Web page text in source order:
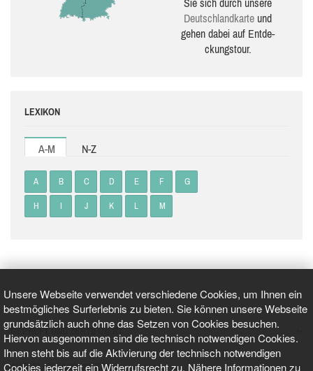
Unsere Webseite verwendet verschiedene Cookies, um Ihnen ein
bestmögliches Surferlebnis zu bieten. Sie können unsere Webseite
grundsätzlich auch ohne das Setzen von Cookies besuchen.
Hiervon ausgenommen sind die technisch notwendigen Cookies.
Ihnen steht bis auf die Aktivierung der technisch notwendigen
Cookies jederzeit ein Widerrufsrecht zu. Nähere Informationen zu
Sie sich durch unsere
Deutsch­land­karte und
gehen dabei auf Ent­de­
ckungs­tour.
LEXIKON
A-M N-Z
A B C D E F G
H I J K L M
GEPRÜFT UND ZERTIFIZIERT
AKTUELLE NACHRICHTEN